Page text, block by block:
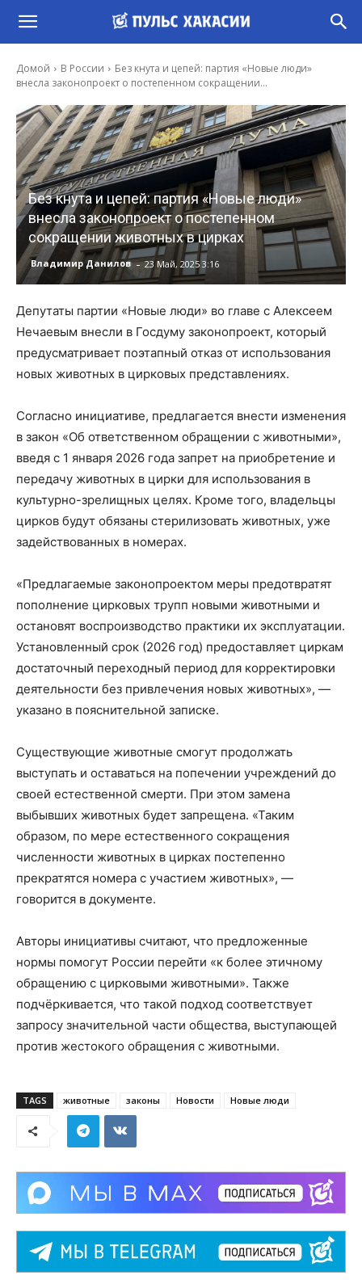
Домой В России
Без кнута и цепей: партия «Новые люди»
внесла законопроект о постепенном сокращении...
Без кнута и цепей: партия «Новые люди»
внесла законопроект о постепенном
сокращении животных в цирках
Владимир Данилов - 23 Май, 2025 3:16
Депутаты партии «Новые люди» во главе с Алексеем
Нечаевым внесли в Госдуму законопроект, который
предусматривает поэтапный отказ от использования
новых животных в цирковых представлениях.
Согласно инициативе, предлагается внести изменения
в закон «Об ответственном обращении с животными»,
введя с 1 января 2026 года запрет на приобретение и
передачу животных в цирки для использования в
культурно-зрелищных целях. Кроме того, владельцы
цирков будут обязаны стерилизовать животных, уже
задействованных в номерах.
«Предлагаемые законопроектом меры предотвратят
пополнение цирковых трупп новыми животными и
остановят воспроизводство практики их эксплуатации.
Установленный срок (2026 год) предоставляет циркам
достаточный переходный период для корректировки
деятельности без привлечения новых животных», —
указано в пояснительной записке.
Существующие животные смогут продолжать
выступать и оставаться на попечении учреждений до
своей естественной смерти. При этом замена
выбывших животных будет запрещена. «Таким
образом, по мере естественного сокращения
численности животных в цирках постепенно
прекратятся номера с участием животных», —
говорится в документе.
Авторы инициативы считают, что предложенные
нормы помогут России перейти «к более этичному
обращению с цирковыми животными». Также
подчёркивается, что такой подход соответствует
запросу значительной части общества, выступающей
против жестокого обращения с животными.
TAGS животные законы Новости Новые люди